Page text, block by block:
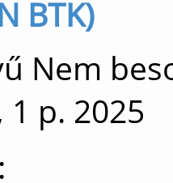
BTK)
Nem
1 p. 2025